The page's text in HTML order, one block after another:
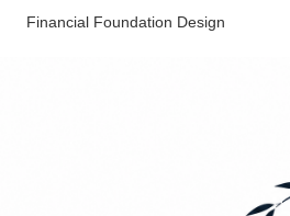
Financial Foundation Design